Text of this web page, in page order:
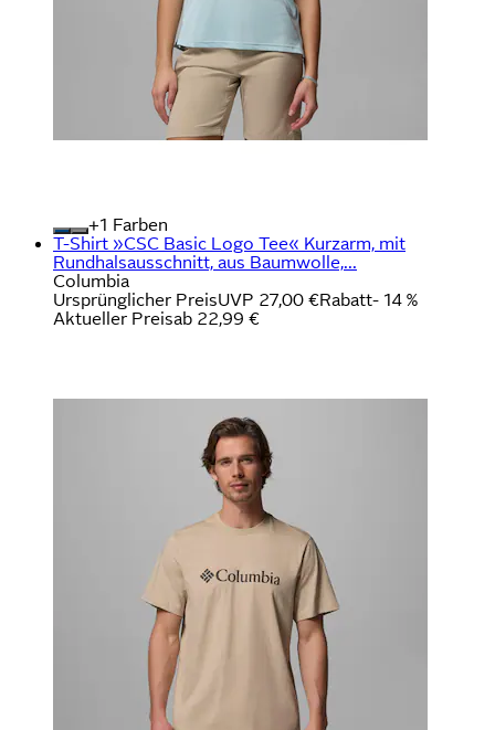
+
Farben
T-Shirt »CSC Basic Logo Tee« Kurzarm, mit
Rundhalsausschnitt, aus Baumwolle,...
Columbia
Ursprünglicher PreisUVP 27,00 €Rabatt- 14 %
Aktueller Preisab 22,99 €